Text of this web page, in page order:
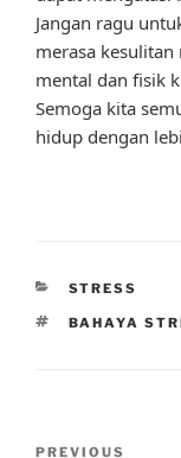
Jangan ragu
merasa kesulitan
mental dan fisik
Semoga kita
hidup dengan
CATEGORIES
STRESS
TAGS
BAHAYA
PREVIOUS